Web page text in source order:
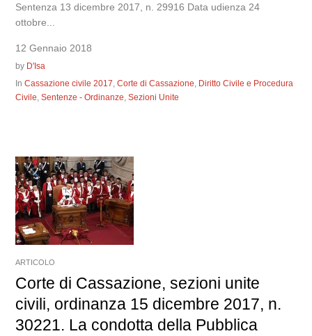
Sentenza 13 dicembre 2017, n. 29916 Data udienza 24
ottobre...
12 Gennaio 2018
by D'Isa
InCassazione civile 2017 ,Corte di Cassazione Diritto Civile e Procedura
Civile ,Sentenze - Ordinanze ,Sezioni Unite
ARTICOLO
Corte di Cassazione, sezioni unite
civili, ordinanza 15 dicembre 2017, n.
30221. La condotta della Pubblica